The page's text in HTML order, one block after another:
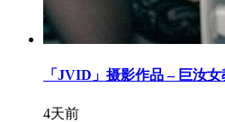
「JVID」摄影作品 – 巨汝
4天前